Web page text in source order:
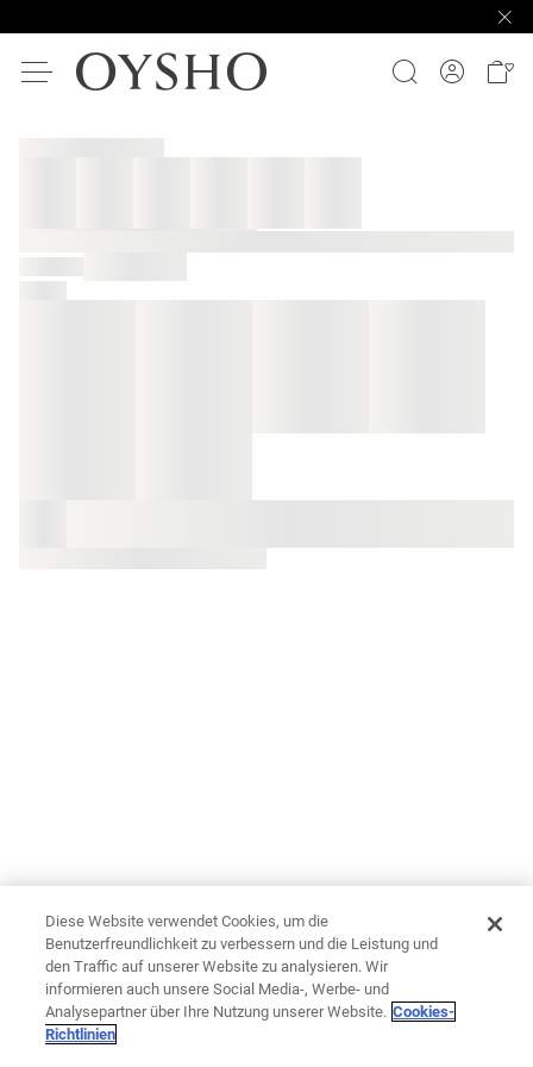
Diese Website verwendet Cookies, um die
Benutzerfreundlichkeit zu verbessern und die Leistung und
den Traffic auf unserer Website zu analysieren. Wir
informieren auch unsere Social Media-, Werbe- und
Analysepartner über Ihre Nutzung unserer Website. Cookies-
Richtlinien